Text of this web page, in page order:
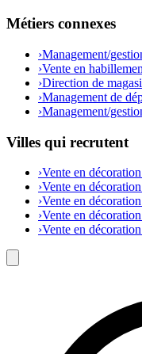
Métiers connexes
›Management/
›Vente en
›Direction de
›Management de
›Management/
Villes qui recrutent
›Vente en
›Vente en
›Vente en
›Vente en
›Vente en